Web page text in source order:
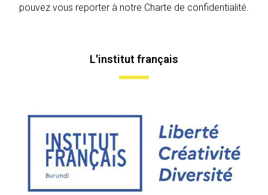
pouvez vous reporter à notre Charte de confidentialité.
L'institut français